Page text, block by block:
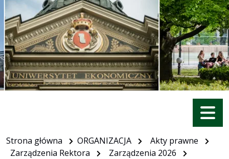
Menu
Strona główna ORGANIZACJA
Akty prawne
Zarządzenia Rektora
Zarządzenia 2026